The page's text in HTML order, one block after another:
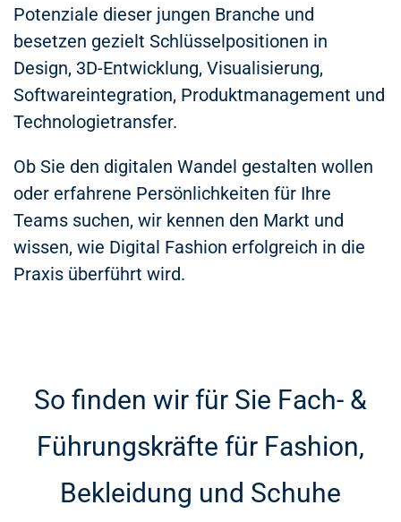
Potenziale dieser jungen Branche und
besetzen gezielt Schlüsselpositionen in
Design, 3D-Entwicklung, Visualisierung,
Softwareintegration, Produktmanagement und
Technologietransfer.
Ob Sie den digitalen Wandel gestalten wollen
oder erfahrene Persönlichkeiten für Ihre
Teams suchen, wir kennen den Markt und
wissen, wie Digital Fashion erfolgreich in die
Praxis überführt wird.
So finden wir für Sie Fach- &
Führungskräfte für Fashion,
Bekleidung und Schuhe